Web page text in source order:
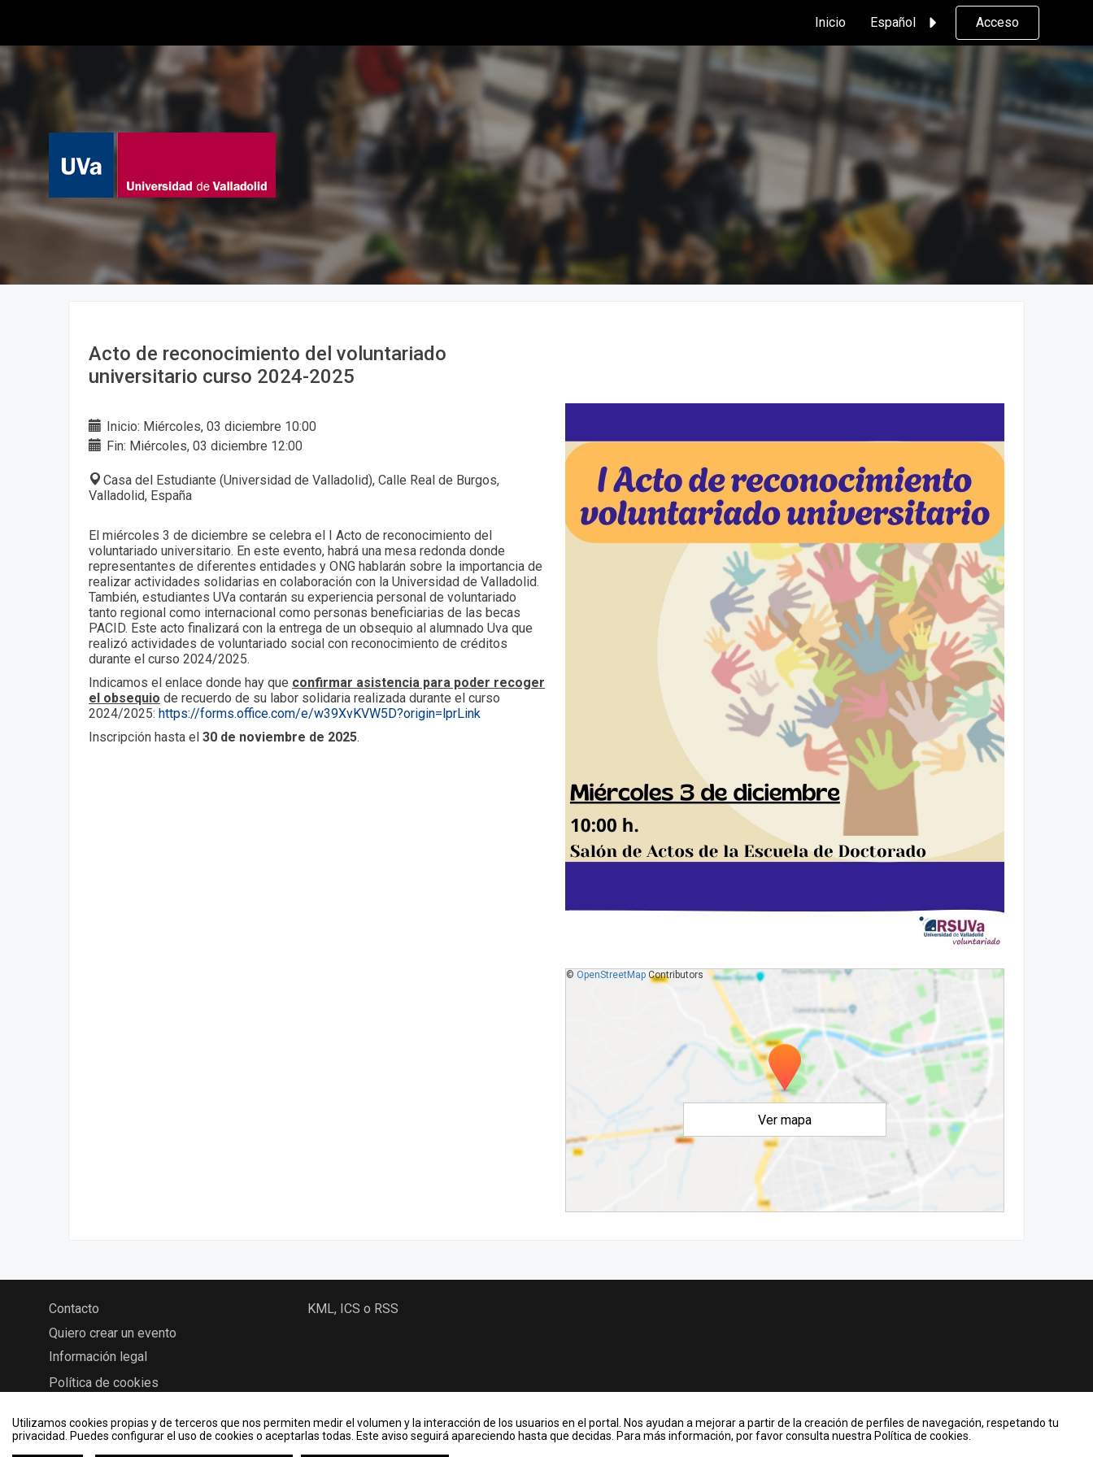
Utilizamos cookies propias y de terceros que nos permiten medir el volumen y la interacción de los usuarios en el portal. Nos ayudan a mejorar a partir de la creación de perfiles de navegación, respetando tu
privacidad. Puedes configurar el uso de cookies o aceptarlas todas. Este aviso seguirá apareciendo hasta que decidas. Para más información, por favor consulta nuestra Política de cookies.
Inicio Español Acceso
Acto de reconocimiento del voluntariado
universitario curso 2024-2025
Inicio: Miércoles, 03 diciembre 10:00
Fin: Miércoles, 03 diciembre 12:00
Casa del Estudiante (Universidad de Valladolid), Calle Real de Burgos,
Valladolid, España
El miércoles 3 de diciembre se celebra el I Acto de reconocimiento del
voluntariado universitario. En este evento, habrá una mesa redonda donde
representantes de diferentes entidades y ONG hablarán sobre la importancia de
realizar actividades solidarias en colaboración con la Universidad de Valladolid.
También, estudiantes UVa contarán su experiencia personal de voluntariado
tanto regional como internacional como personas beneficiarias de las becas
PACID. Este acto finalizará con la entrega de un obsequio al alumnado Uva que
realizó actividades de voluntariado social con reconocimiento de créditos
durante el curso 2024/2025.
Indicamos el enlace donde hay que confirmar asistencia para poder recoger
el obsequio de recuerdo de su labor solidaria realizada durante el curso
2024/2025: https://forms.office.com/e/w39XvKVW5D?origin=lprLink
Inscripción hasta el 30 de noviembre de 2025.
Ver mapa
© OpenStreetMapContributors
Contacto
Quiero crear un evento
Información legal
Política de cookies
KML, ICS o RSS
2026 © Eventos - Universidad de Valladolid